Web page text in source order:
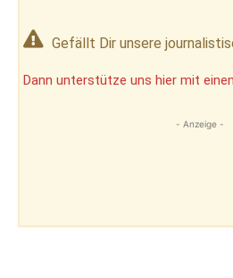
Gefällt Dir unsere
Dann unterstütze uns hier mit
- Anzeige -